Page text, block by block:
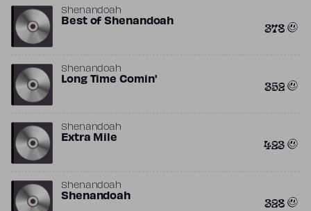
Shenandoah
Best of Shenandoah 378
Shenandoah
Long Time Comin' 352
Shenandoah
Extra Mile 423
Shenandoah
Shenandoah 328